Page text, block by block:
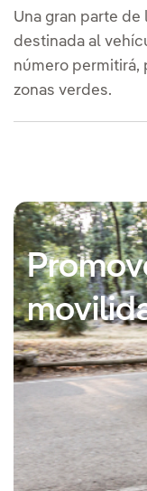
Una gran parte
destinada al
número permitirá,
zonas verdes.